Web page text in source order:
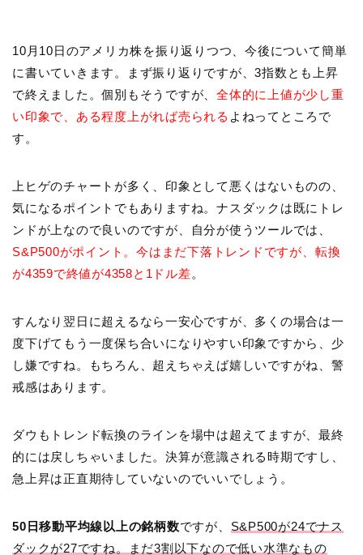
10月10日のアメリカ株を振り返りつつ、今後について簡単
に書いていきます。まず振り返りですが、3指数とも上昇
で終えました。個別もそうですが、全体的に上値が少し重
い印象で、ある程度上がれば売られる よねってところで
す。
上ヒゲのチャートが多く、印象として悪くはないものの、
気になるポイントでもありますね。ナスダックは既にトレ
ンドが上なので良いのですが、自分が使うツールでは、
S&P500がポイント。今はまだ下落トレンドですが、転換
が4359で終値が4358と1ドル差。
すんなり翌日に超えるなら一安心ですが、多くの場合は一
度下げてもう一度保ち合いになりやすい印象ですから、少
し嫌ですね。もちろん、超えちゃえば嬉しいですがね、警
戒感はあります。
ダウもトレンド転換のラインを場中は超えてますが、最終
的には戻しちゃいました。決算が意識される時期ですし、
急上昇は正直期待していないのでいいでしょう。
50日移動平均線以上の銘柄数ですが、 S&P500が24でナス
ダックが27ですね。まだ3割以下なので低い水準なもの